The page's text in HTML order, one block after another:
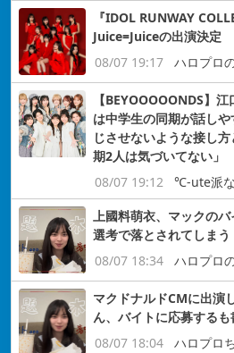
『IDOL RUNWAY
Juice=Juiceの出演決定
08/07 19:17
ハロプロ
【BEYOOOOONDS】
は中学生の同期が話し
じさせないような接し
期2人は気づいてない」
08/07 19:12
℃-ute派
上國料萌衣、マックの
選考で落とされてしまう
08/07 18:34
ハロプロ
マクドナルドCMに出演
ん、バイトに応募する
08/07 18:04
ハロプロ